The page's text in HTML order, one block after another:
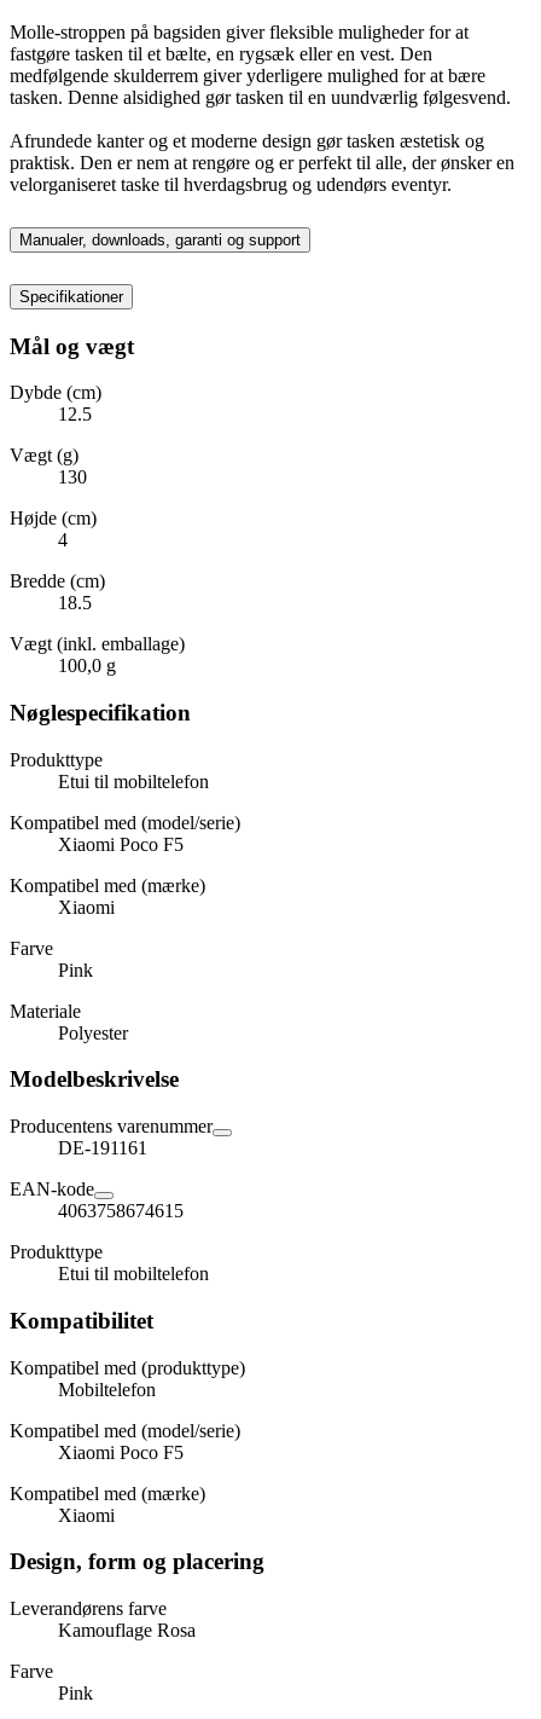
Molle-stroppen på bagsiden giver fleksible muligheder for at
fastgøre tasken til et bælte, en rygsæk eller en vest. Den
medfølgende skulderrem giver yderligere mulighed for at bære
tasken. Denne alsidighed gør tasken til en uundværlig følgesvend.
Afrundede kanter og et moderne design gør tasken æstetisk og
praktisk. Den er nem at rengøre og er perfekt til alle, der ønsker en
velorganiseret taske til hverdagsbrug og udendørs eventyr.
Manualer, downloads, garanti og support
Specifikationer
Mål og vægt
Dybde (cm)
12.5
Vægt (g)
130
Højde (cm)
4
Bredde (cm)
18.5
Vægt (inkl. emballage)
100,0 g
Nøglespecifikation
Produkttype
Etui til mobiltelefon
Kompatibel med (model/serie)
Xiaomi Poco F5
Kompatibel med (mærke)
Xiaomi
Farve
Pink
Materiale
Polyester
Modelbeskrivelse
Producentens varenummer
DE-191161
EAN-kode
4063758674615
Produkttype
Etui til mobiltelefon
Kompatibilitet
Kompatibel med (produkttype)
Mobiltelefon
Kompatibel med (model/serie)
Xiaomi Poco F5
Kompatibel med (mærke)
Xiaomi
Design, form og placering
Leverandørens farve
Kamouflage Rosa
Farve
Pink